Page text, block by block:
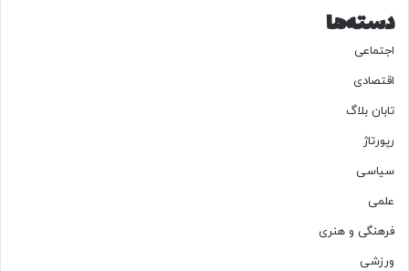
دسته‌ها
اجتماعی
اقتصادی
تابان بلاگ
رپورتاژ
سیاسی
علمی
فرهنگی و هنری
ورزشی